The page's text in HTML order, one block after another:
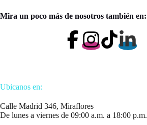
Mira un poco más de nosotros también en:
Ubicanos en:
Calle Madrid 346, Miraflores
De lunes a viernes de 09:00 a.m. a 18:00 p.m.